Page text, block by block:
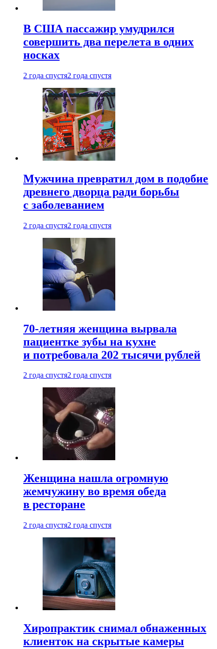
В США пассажир умудрился
совершить два перелета в одних
носках
2 года спустя2 года спустя
Мужчина превратил дом в подобие
древнего дворца ради борьбы
с заболеванием
2 года спустя2 года спустя
70-летняя женщина вырвала
пациентке зубы на кухне
и потребовала 202 тысячи рублей
2 года спустя2 года спустя
Женщина нашла огромную
жемчужину во время обеда
в ресторане
2 года спустя2 года спустя
Хиропрактик снимал обнаженных
клиенток на скрытые камеры